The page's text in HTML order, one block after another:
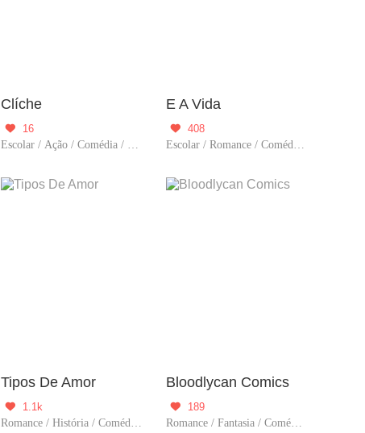
Clíche

16
Escolar / Ação / Comédia / Criadore
E A Vida

408
Escolar / Romance / Comédia / Criadore
Tipos De Amor

1.1k
Romance / História / Comédia / Criadore
Bloodlycan Comics

189
Romance / Fantasia / Comédia / Criadore